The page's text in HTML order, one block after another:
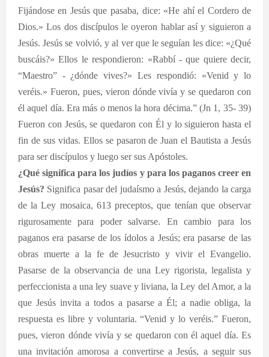
Fijándose en Jesús que pasaba, dice: «He ahí el Cordero de
Dios.» Los dos discípulos le oyeron hablar así y siguieron a
Jesús. Jesús se volvió, y al ver que le seguían les dice: «¿Qué
buscáis?» Ellos le respondieron: «Rabbí - que quiere decir,
“Maestro” - ¿dónde vives?» Les respondió: «Venid y lo
veréis.» Fueron, pues, vieron dónde vivía y se quedaron con
él aquel día. Era más o menos la hora décima.” (Jn 1, 35- 39)
Fueron con Jesús, se quedaron con Él y lo siguieron hasta el
fin de sus vidas. Ellos se pasaron de Juan el Bautista a Jesús
para ser discípulos y luego ser sus Apóstoles.
¿Qué significa para los judíos y para los paganos creer en
Jesús? Significa pasar del judaísmo a Jesús, dejando la carga
de la Ley mosaica, 613 preceptos, que tenían que observar
rigurosamente para poder salvarse. En cambio para los
paganos era pasarse de los ídolos a Jesús; era pasarse de las
obras muerte a la fe de Jesucristo y vivir el Evangelio.
Pasarse de la observancia de una Ley rigorista, legalista y
perfeccionista a una ley suave y liviana, la Ley del Amor, a la
que Jesús invita a todos a pasarse a Él; a nadie obliga, la
respuesta es libre y voluntaria. “Venid y lo veréis.” Fueron,
pues, vieron dónde vivía y se quedaron con él aquel día. Es
una invitación amorosa a convertirse a Jesús, a seguir sus